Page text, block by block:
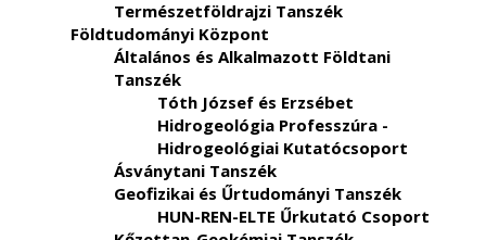
Természetföldrajzi Tanszék
Földtudományi Központ
Általános és Alkalmazott Földtani
Tanszék
Tóth József és Erzsébet
Hidrogeológia Professzúra -
Hidrogeológiai Kutatócsoport
Ásványtani Tanszék
Geofizikai és Űrtudományi Tanszék
HUN-REN-ELTE Űrkutató Csoport